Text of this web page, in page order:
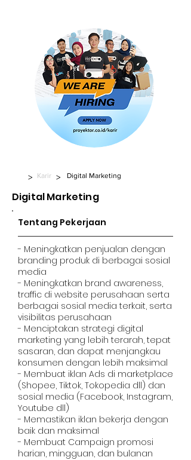
> Karir > Digital Marketing
Digital Marketing
Tentang Pekerjaan
- Meningkatkan penjualan dengan
branding produk di berbagai sosial
media
- Meningkatkan brand awareness,
traffic di website perusahaan serta
berbagai sosial media terkait, serta
visibilitas perusahaan
- Menciptakan strategi digital
marketing yang lebih terarah, tepat
sasaran, dan dapat menjangkau
konsumen dengan lebih maksimal
- Membuat iklan Ads di marketplace
(Shopee, Tiktok, Tokopedia dll) dan
sosial media (Facebook, Instagram,
Youtube dll)
- Memastikan iklan bekerja dengan
baik dan maksimal
- Membuat Campaign promosi
harian, mingguan, dan bulanan